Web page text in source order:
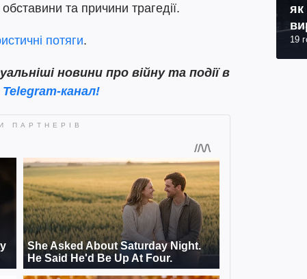
та причини трагедії.
потяги.
новини про війну та події в
канал!
як
19